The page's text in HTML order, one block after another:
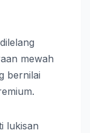
mewah
bernilai
lukisan